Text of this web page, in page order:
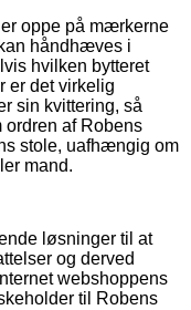
oppe på mærkerne
håndhæves i
hvilken bytteret
er det virkelig
sin kvittering, så
ordren af Robens
stole, uafhængig om
mand.
løsninger til at
og derved
webshoppens
til Robens